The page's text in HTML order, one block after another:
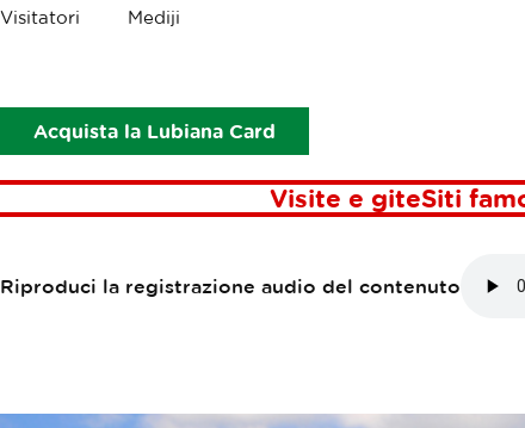
Visitatori Mediji
Acquista la Lubiana Card
Visite e giteSiti
Briciole
TRNOVSKI
Riproduci la registrazione audio del contenuto